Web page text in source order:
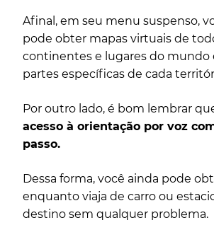
Afinal, em seu menu suspenso,
pode obter mapas virtuais de
continentes e lugares do mundo
partes específicas de cada
Por outro lado, é bom lembrar
acesso à orientação por voz
passo.
Dessa forma, você ainda pode
enquanto viaja de carro ou
destino sem qualquer problema.